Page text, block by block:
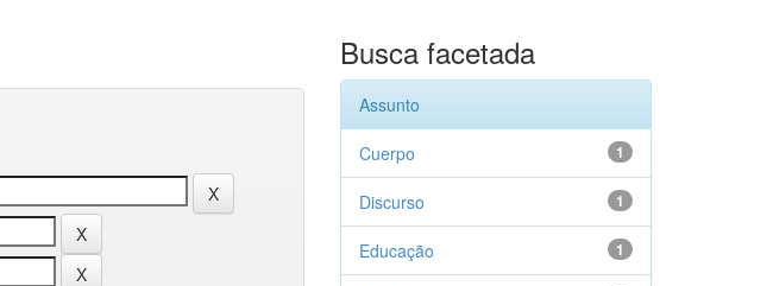
Busca facetada
Assunto
1
Cuerpo
1
Discurso
1
Educação